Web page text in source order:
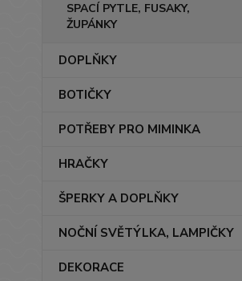
SPACÍ PYTLE, FUSAKY,
ŽUPÁNKY
DOPLŇKY
BOTIČKY
POTŘEBY PRO MIMINKA
HRAČKY
ŠPERKY A DOPLŇKY
NOČNÍ SVĚTÝLKA, LAMPIČKY
DEKORACE